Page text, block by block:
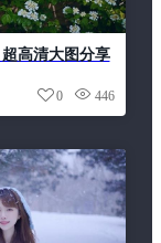
高清大图分享
446
0